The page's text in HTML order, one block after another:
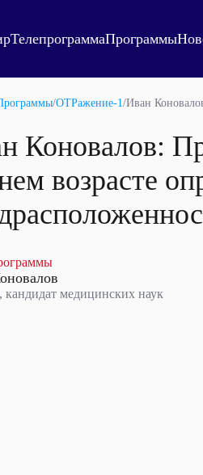
ТелепрограммаПрограммы
/ОТРажение-1/Иван
Коновалов:
возрасте
кандидат медицинских наук